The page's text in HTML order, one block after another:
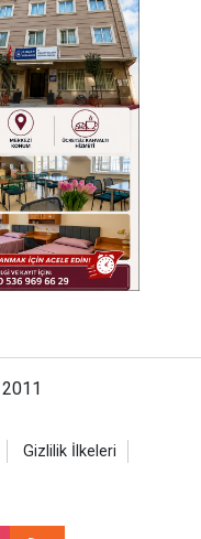
Gizlilik İlkeleri